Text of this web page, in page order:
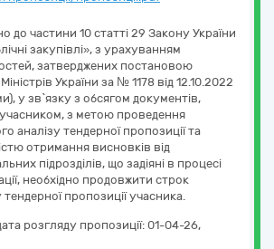
до частини 10 статті 29 Закону України
закупівлі», з урахуванням
затверджених постановою
України за № 1178 від 12.10.2022
у зв`язку з обсягом документів,
з метою проведення
аналізу тендерної пропозиції та
отримання висновків від
підрозділів, що задіяні в процесі
необхідно продовжити строк
тендерної пропозиції учасника.
розгляду пропозиції: 01-04-26,